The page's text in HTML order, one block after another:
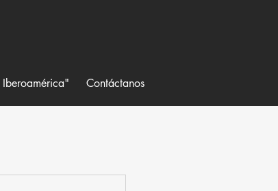
Iberoamérica" Contáctanos